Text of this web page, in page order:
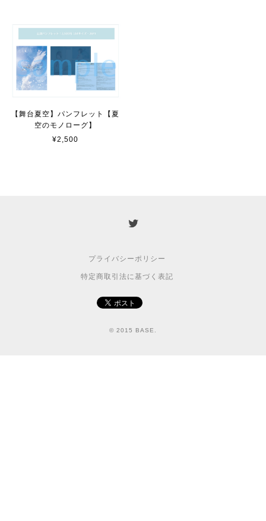
【舞台夏空】パンフレット【夏
空のモノローグ】
¥2,500
プライバシーポリシー
特定商取引法に基づく表記
© 2015 BASE.